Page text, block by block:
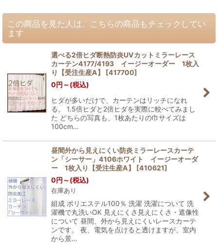
この商品を見た人は、こちらの商品もチェックしてい
ます
選べる2倍ヒダ断熱防炎UVカットミラーレース
カーテン4177/4193 イージーオーダー 1枚入
り【受注生産A】
[417700]
0円 ～(税込)
ヒダが多いだけで、カーテンはリッチになれ
る。 1.5倍ヒダと2倍ヒダを実際に較べてみまし
た どちらの写真も、1枚あたりの巾サイズは
100cm…
昼間外から見えにくい防炎ミラーレースカーテ
ン「シーサー」4106ホワイト イージーオーダ
ー 1枚入り【受注生産A】
[410621]
0円 ～(税込)
在庫あり
組成 ポリエステル100％ 洗濯 洗濯について 洗
濯機で丸洗いOK 見えにくさ見えにくさ・遮像性
について 昼間、外から見えにくいレースカーテ
ンです。 夜、電気を点けると透けますが、室内
から景…